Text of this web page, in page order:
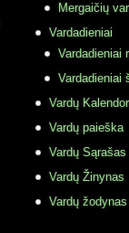
Mergaičių
Vardadieniai
Vardadieniai
Vardadieniai
Vardų
Vardų paieška
Vardų Sąrašas
Vardų Žinynas
Vardų